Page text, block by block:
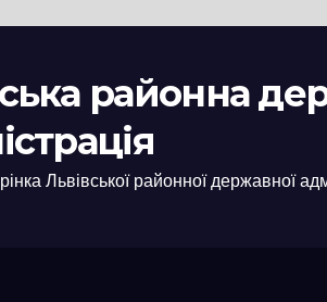
районна
Львівської районної державної